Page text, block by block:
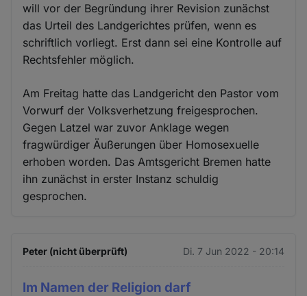
will vor der Begründung ihrer Revision zunächst
das Urteil des Landgerichtes prüfen, wenn es
schriftlich vorliegt. Erst dann sei eine Kontrolle auf
Rechtsfehler möglich.
Am Freitag hatte das Landgericht den Pastor vom
Vorwurf der Volksverhetzung freigesprochen.
Gegen Latzel war zuvor Anklage wegen
fragwürdiger Äußerungen über Homosexuelle
erhoben worden. Das Amtsgericht Bremen hatte
ihn zunächst in erster Instanz schuldig
gesprochen.
Peter (nicht überprüft) Di. 7 Jun 2022 - 20:14
Im Namen der Religion darf